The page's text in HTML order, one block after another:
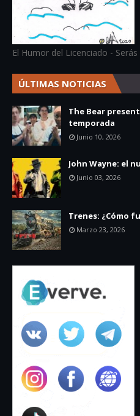
El Humor del Licenciado -
ÚLTIMAS NOTICIAS
The Bear
temporada
Junio 10, 2026
John Wayne: el
Junio 03, 2026
Trenes: ¿Cómo
Marzo 23, 2026